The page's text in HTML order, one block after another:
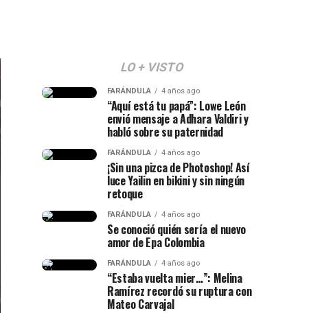
LO + VISTO
FARÁNDULA 4 años ago
“Aquí está tu papá”: Lowe León
envió mensaje a Adhara Valdiri y
habló sobre su paternidad
FARÁNDULA 4 años ago
¡Sin una pizca de Photoshop! Así
luce Yailin en bikini y sin ningún
retoque
FARÁNDULA 4 años ago
Se conoció quién sería el nuevo
amor de Epa Colombia
FARÁNDULA 4 años ago
“Estaba vuelta mier…”: Melina
Ramírez recordó su ruptura con
Mateo Carvajal